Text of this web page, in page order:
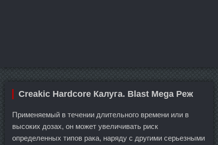
Creakic Hardcore Калуга. Blast Mega Реж
Применяемый в течении длительного времени или в
высоких дозах, он может увеличивать риск
определенных типов рака, наряду с другими серьезными